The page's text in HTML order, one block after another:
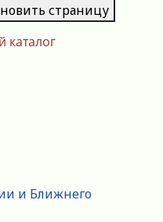
каталог
и Ближнего
страницу